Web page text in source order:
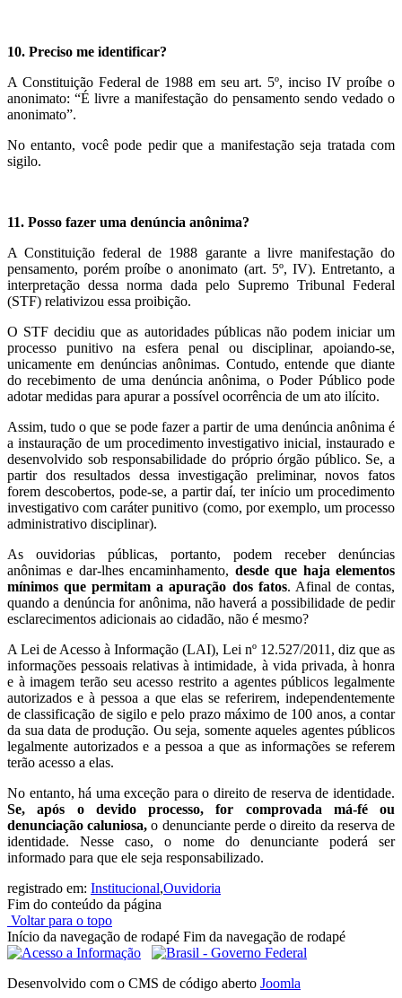
10. Preciso me identificar?
A Constituição Federal de 1988 em seu art. 5º, inciso IV proíbe o
anonimato: “É livre a manifestação do pensamento sendo vedado o
anonimato”.
No entanto, você pode pedir que a manifestação seja tratada com
sigilo.
11. Posso fazer uma denúncia anônima?
A Constituição federal de 1988 garante a livre manifestação do
pensamento, porém proíbe o anonimato (art. 5º, IV). Entretanto, a
interpretação dessa norma dada pelo Supremo Tribunal Federal
(STF) relativizou essa proibição.
O STF decidiu que as autoridades públicas não podem iniciar um
processo punitivo na esfera penal ou disciplinar, apoiando-se,
unicamente em denúncias anônimas. Contudo, entende que diante
do recebimento de uma denúncia anônima, o Poder Público pode
adotar medidas para apurar a possível ocorrência de um ato ilícito.
Assim, tudo o que se pode fazer a partir de uma denúncia anônima é
a instauração de um procedimento investigativo inicial, instaurado e
desenvolvido sob responsabilidade do próprio órgão público. Se, a
partir dos resultados dessa investigação preliminar, novos fatos
forem descobertos, pode-se, a partir daí, ter início um procedimento
investigativo com caráter punitivo (como, por exemplo, um processo
administrativo disciplinar).
As ouvidorias públicas, portanto, podem receber denúncias
anônimas e dar-lhes encaminhamento, desde que haja elementos
mínimos que permitam a apuração dos fatos. Afinal de contas,
quando a denúncia for anônima, não haverá a possibilidade de pedir
esclarecimentos adicionais ao cidadão, não é mesmo?
A Lei de Acesso à Informação (LAI), Lei nº 12.527/2011, diz que as
informações pessoais relativas à intimidade, à vida privada, à honra
e à imagem terão seu acesso restrito a agentes públicos legalmente
autorizados e à pessoa a que elas se referirem, independentemente
de classificação de sigilo e pelo prazo máximo de 100 anos, a contar
da sua data de produção. Ou seja, somente aqueles agentes públicos
legalmente autorizados e a pessoa a que as informações se referem
terão acesso a elas.
No entanto, há uma exceção para o direito de reserva de identidade.
Se, após o devido processo, for comprovada má-fé ou
denunciação caluniosa, o denunciante perde o direito da reserva de
identidade. Nesse caso, o nome do denunciante poderá ser
informado para que ele seja responsabilizado.
registrado em: Institucional,Ouvidoria
Fim do conteúdo da página
Voltar para o topo
Início da navegação de rodapé Fim da navegação de rodapé
Desenvolvido com o CMS de código aberto Joomla